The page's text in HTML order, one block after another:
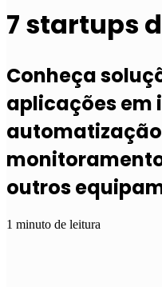
7 startups
Conheça
aplicações em
outros
1 minuto de leitura